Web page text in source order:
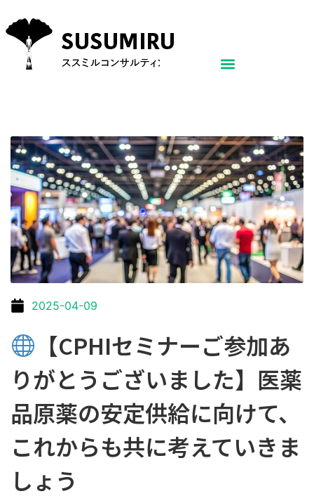
2025-04-09
【CPHIセミナーご参加あ
りがとうございました】医薬
品原薬の安定供給に向けて、
これからも共に考えていきま
しょう